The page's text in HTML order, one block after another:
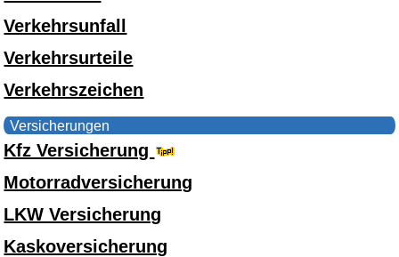
Verkehrsunfall
Verkehrsurteile
Verkehrszeichen
Versicherungen
Kfz Versicherung
Motorradversicherung
LKW Versicherung
Kaskoversicherung